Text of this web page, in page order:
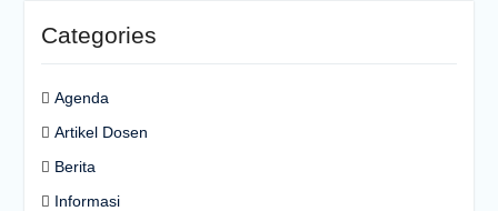
Categories
Agenda
Artikel Dosen
Berita
Informasi